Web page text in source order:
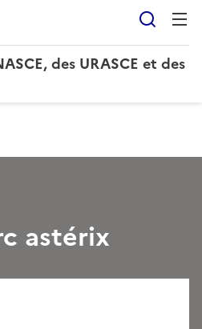
des URASCE et des
astérix